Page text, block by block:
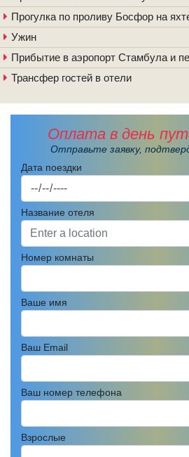
Прогулка по проливу Босфор на
Ужин
Прибытие в аэропорт Стамбула и
Трансфер гостей в отели
Оплата в день
Отправьте заявку,
Дата поездки
Название отеля
Номер комнаты
Ваше имя
Ваш Email
Ваш номер телефона
Взрослые